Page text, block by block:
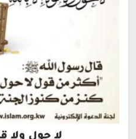
لا حول ولا